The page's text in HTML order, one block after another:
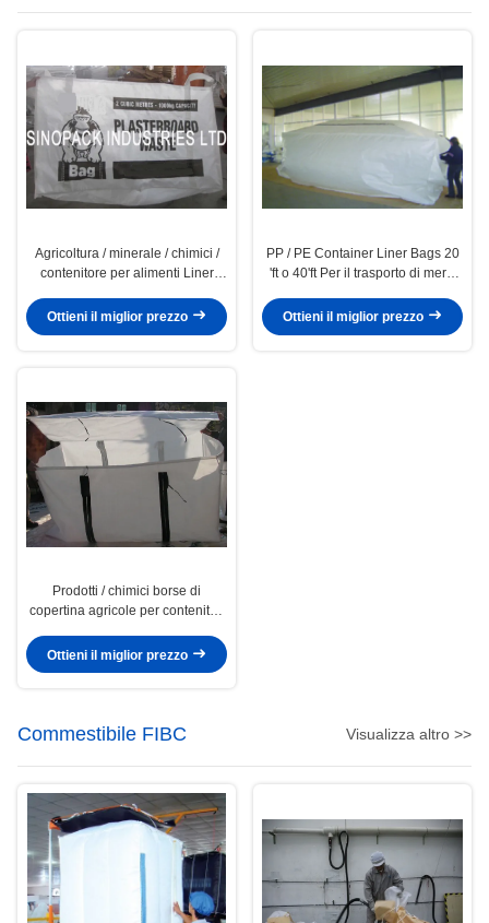
Agricoltura / minerale / chimici /
contenitore per alimenti Liner
Ottieni il miglior prezzo
PP / PE Container Liner Bags 20
'ft o 40'ft Per il trasporto di merci
Ottieni il miglior prezzo
Prodotti / chimici borse di
copertina agricole per contenitori
Ottieni il miglior prezzo
Commestibile FIBC Visualizza altro >>